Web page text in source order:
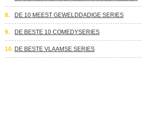
8. DE 10 MEEST GEWELDDADIGE SERIES
9. DE BESTE 10 COMEDYSERIES
10. DE BESTE VLAAMSE SERIES